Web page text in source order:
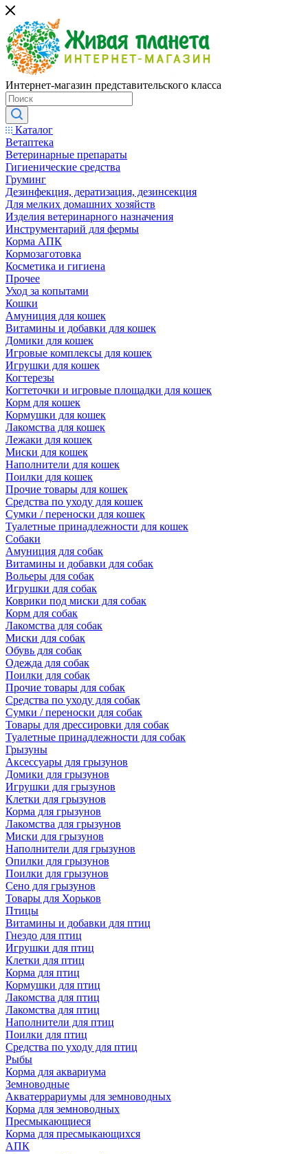
Интернет-магазин представительского класса
Каталог
Ветаптека
Ветеринарные препараты
Гигиенические средства
Груминг
Дезинфекция, дератизация, дезинсекция
Для мелких домашних хозяйств
Изделия ветеринарного назначения
Инструментарий для фермы
Корма АПК
Кормозаготовка
Косметика и гигиена
Прочее
Уход за копытами
Кошки
Амуниция для кошек
Витамины и добавки для кошек
Домики для кошек
Игровые комплексы для кошек
Игрушки для кошек
Когтерезы
Когтеточки и игровые площадки для кошек
Корм для кошек
Кормушки для кошек
Лакомства для кошек
Лежаки для кошек
Миски для кошек
Наполнители для кошек
Поилки для кошек
Прочие товары для кошек
Средства по уходу для кошек
Сумки / переноски для кошек
Туалетные принадлежности для кошек
Собаки
Амуниция для собак
Витамины и добавки для собак
Вольеры для собак
Игрушки для собак
Коврики под миски для собак
Корм для собак
Лакомства для собак
Миски для собак
Обувь для собак
Одежда для собак
Поилки для собак
Прочие товары для собак
Средства по уходу для собак
Сумки / переноски для собак
Товары для дрессировки для собак
Туалетные принадлежности для собак
Грызуны
Аксессуары для грызунов
Домики для грызунов
Игрушки для грызунов
Клетки для грызунов
Корма для грызунов
Лакомства для грызунов
Миски для грызунов
Наполнители для грызунов
Опилки для грызунов
Поилки для грызунов
Сено для грызунов
Товары для Хорьков
Птицы
Витамины и добавки для птиц
Гнездо для птиц
Игрушки для птиц
Клетки для птиц
Корма для птиц
Кормушки для птиц
Лакомства для птиц
Лакомства для птиц
Наполнители для птиц
Поилки для птиц
Средства по уходу для птиц
Рыбы
Корма для аквариума
Земноводные
Акватеррариумы для земноводных
Корма для земноводных
Пресмыкающиеся
Корма для пресмыкающихся
АПК